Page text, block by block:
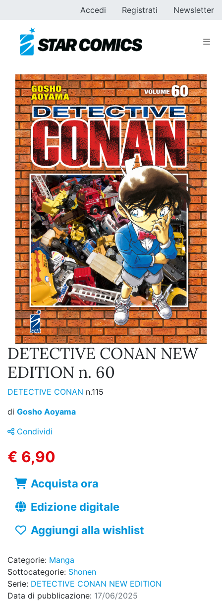
Accedi Registrati Newsletter
DETECTIVE CONAN NEW
EDITION n. 60
DETECTIVE CONAN n.115
di Gosho Aoyama
Condividi
€ 6,90
Acquista ora
Edizione digitale
Aggiungi alla wishlist
Categorie: Manga
Sottocategorie: Shonen
Serie: DETECTIVE CONAN NEW EDITION
Data di pubblicazione: 17/06/2025